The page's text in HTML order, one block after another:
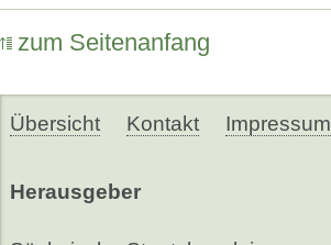
zum Seitenanfang
Übersicht Kontakt Impressum
Herausgeber